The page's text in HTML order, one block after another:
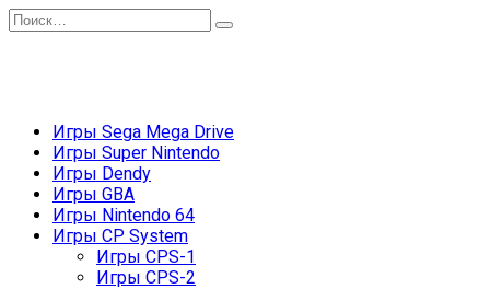
Перейти
к
Search
for:
Игры Sega Mega Drive
Игры Super Nintendo
Игры Dendy
Игры GBA
Игры Nintendo 64
Игры CP System
Игры CPS-1
Игры CPS-2